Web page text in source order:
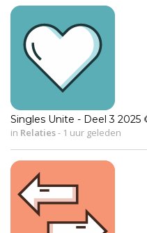
Singles Unite - Deel 3 2025
in Relaties- 1 uur geleden